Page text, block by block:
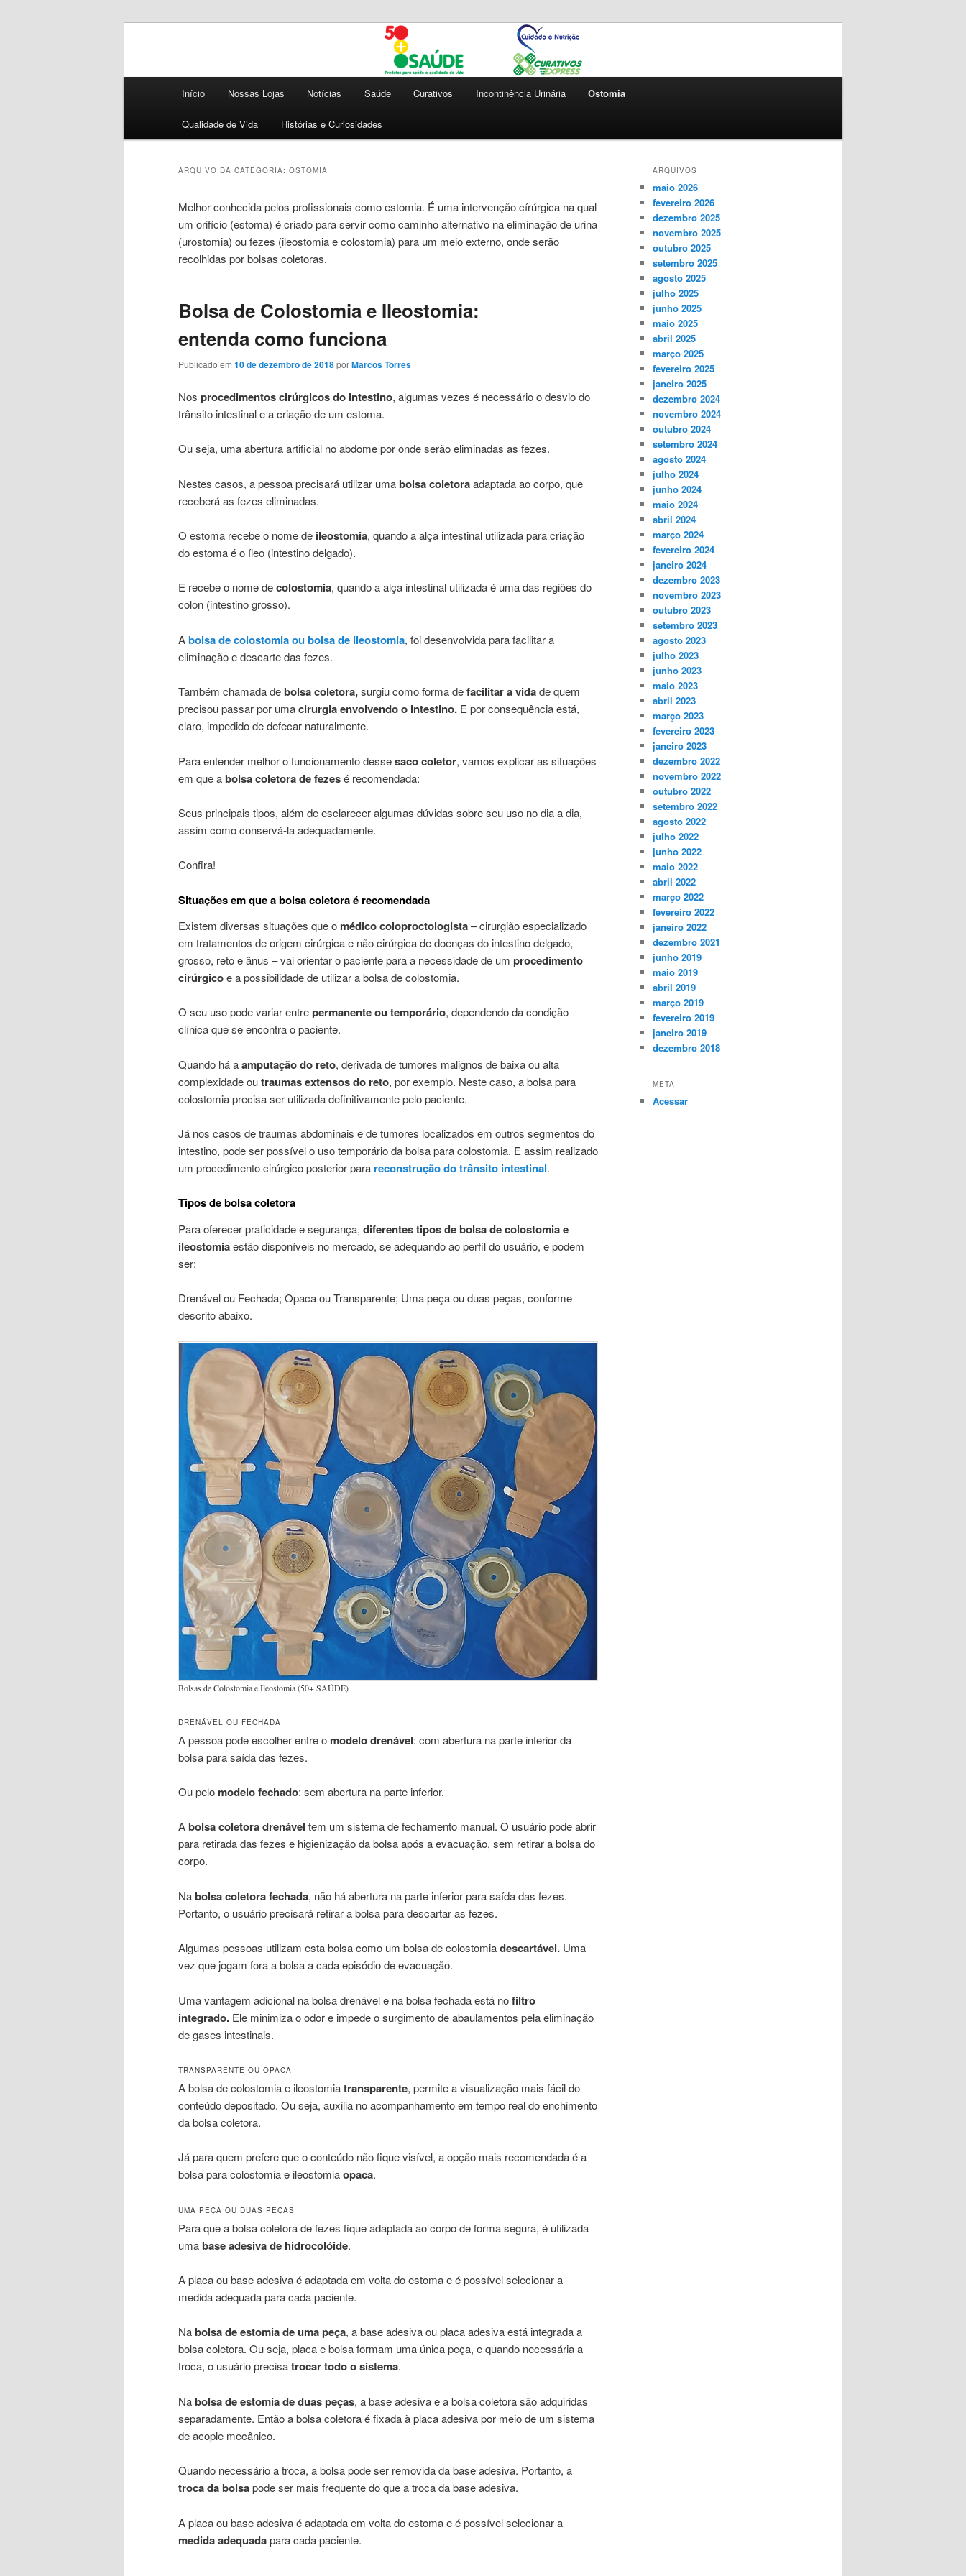
Blog 50+ Saúde | Cuidado e Nutrição |
Curativos Express
Dicas e novidades para saúde e qualidade de vida
Início Nossas Lojas Notícias Saúde Curativos Incontinência Urinária Ostomia
Qualidade de Vida Histórias e Curiosidades
ARQUIVO DA CATEGORIA: OSTOMIA
Melhor conhecida pelos profissionais como estomia. É uma intervenção círúrgica na qual
um orifício (estoma) é criado para servir como caminho alternativo na eliminação de urina
(urostomia) ou fezes (ileostomia e colostomia) para um meio externo, onde serão
recolhidas por bolsas coletoras.
Bolsa de Colostomia e Ileostomia:
entenda como funciona
Publicado em 10 de dezembro de 2018porMarcos Torres
Nos procedimentos cirúrgicos do intestino, algumas vezes é necessário o desvio do
trânsito intestinal e a criação de um estoma.
Ou seja, uma abertura artificial no abdome por onde serão eliminadas as fezes.
Nestes casos, a pessoa precisará utilizar umabolsa coletoraadaptada ao corpo, que
receberá as fezes eliminadas.
O estoma recebe o nome de ileostomia, quando a alça intestinal utilizada para criação
do estoma é o íleo (intestino delgado).
E recebe o nome decolostomia, quando a alça intestinal utilizada é uma das regiões do
colon (intestino grosso).
Abolsa de colostomiaou bolsa de ileostomia, foi desenvolvida para facilitar a
eliminação e descarte das fezes.
Também chamada debolsa coletora,surgiu como forma defacilitar a vidade quem
precisou passar por umacirurgia envolvendo o intestino. E por consequência está,
claro, impedido de defecar naturalmente.
Para entender melhor o funcionamento dessesaco coletor, vamos explicar as situações
em que abolsa coletora de fezesé recomendada:
Seus principais tipos, além de esclarecer algumas dúvidas sobre seu uso no dia a dia,
assim como conservá-la adequadamente.
Confira!
Situações em que a bolsa coletora é recomendada
Existem diversas situações que o médico coloproctologista– cirurgião especializado
em tratamentos de origem cirúrgica e não cirúrgica de doenças do intestino delgado,
grosso, reto e ânus – vai orientar o paciente para a necessidade de um procedimento
cirúrgicoe a possibilidade de utilizar a bolsa de colostomia.
O seu uso pode variar entrepermanente ou temporário, dependendo da condição
clínica que se encontra o paciente.
Quando há aamputação do reto, derivada de tumores malignos de baixa ou alta
complexidade outraumas extensos do reto, por exemplo. Neste caso, a bolsa para
colostomia precisa ser utilizada definitivamente pelo paciente.
Já nos casos de traumas abdominais e de tumores localizados em outros segmentos do
intestino, pode ser possível o uso temporário da bolsa para colostomia. E assim realizado
um procedimento cirúrgico posterior para reconstrução do trânsito intestinal.
Tipos de bolsa coletora
Para oferecer praticidade e segurança, diferentes tipos de bolsa de colostomia e
ileostomiaestão disponíveis no mercado, se adequando ao perfil do usuário, e podem
ser:
Drenável ou Fechada; Opaca ou Transparente; Uma peça ou duas peças, conforme
descrito abaixo.
Bolsas de Colostomia e Ileostomia (50+ SAÚDE)
DRENÁVEL OU FECHADA
A pessoa pode escolher entre o modelo drenável: com abertura na parte inferior da
bolsa para saída das fezes.
Ou pelo modelo fechado: sem abertura na parte inferior.
Abolsa coletora drenável tem um sistema de fechamento manual. O usuário pode abrir
para retirada das fezes e higienização da bolsa após a evacuação, sem retirar a bolsa do
corpo.
Nabolsa coletora fechada, não há abertura na parte inferior para saída das fezes.
Portanto, o usuário precisará retirar a bolsa para descartar as fezes.
Algumas pessoas utilizam esta bolsa como um bolsa de colostomiadescartável. Uma
vez que jogam fora a bolsa a cada episódio de evacuação.
Uma vantagem adicional na bolsa drenável e na bolsa fechada está nofiltro
integrado. Ele minimiza o odor e impede o surgimento de abaulamentos pela eliminação
de gases intestinais.
TRANSPARENTE OU OPACA
A bolsa de colostomia e ileostomiatransparente, permite a visualização mais fácil do
conteúdo depositado. Ou seja, auxilia no acompanhamento em tempo real do enchimento
da bolsa coletora.
Já para quem prefere que o conteúdo não fique visível, a opção mais recomendada é a
bolsa para colostomia e ileostomiaopaca.
UMA PEÇA OU DUAS PEÇAS
Para que a bolsa coletora de fezes fique adaptada ao corpo de forma segura, é utilizada
umabase adesiva de hidrocolóide.
A placa ou base adesiva é adaptada em volta do estoma e é possível selecionar a
medida adequada para cada paciente.
Nabolsa de estomia de uma peça, a base adesiva ou placa adesiva está integrada a
bolsa coletora. Ou seja, placa e bolsa formam uma única peça, e quando necessária a
troca, o usuário precisatrocar todo o sistema.
Nabolsa de estomia de duas peças, a base adesiva e a bolsa coletora são adquiridas
separadamente. Então a bolsa coletora é fixada à placa adesiva por meio de um sistema
de acople mecânico.
Quando necessário a troca, a bolsa pode ser removida da base adesiva. Portanto, a
troca da bolsapode ser mais frequente do que a troca da base adesiva.
A placa ou base adesiva é adaptada em volta do estoma e é possível selecionar a
medida adequadapara cada paciente.
ARQUIVOS
maio 2026
fevereiro 2026
dezembro 2025
novembro 2025
outubro 2025
setembro 2025
agosto 2025
julho 2025
junho 2025
maio 2025
abril 2025
março 2025
fevereiro 2025
janeiro 2025
dezembro 2024
novembro 2024
outubro 2024
setembro 2024
agosto 2024
julho 2024
junho 2024
maio 2024
abril 2024
março 2024
fevereiro 2024
janeiro 2024
dezembro 2023
novembro 2023
outubro 2023
setembro 2023
agosto 2023
julho 2023
junho 2023
maio 2023
abril 2023
março 2023
fevereiro 2023
janeiro 2023
dezembro 2022
novembro 2022
outubro 2022
setembro 2022
agosto 2022
julho 2022
junho 2022
maio 2022
abril 2022
março 2022
fevereiro 2022
janeiro 2022
dezembro 2021
junho 2019
maio 2019
abril 2019
março 2019
fevereiro 2019
janeiro 2019
dezembro 2018
META
Acessar